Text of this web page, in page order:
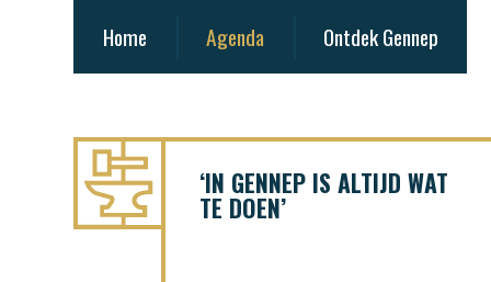
Home Agenda Ontdek Gennep
‘IN GENNEP IS ALTIJD WAT
TE DOEN’